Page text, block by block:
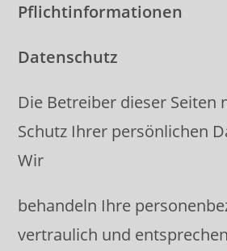
Pflichtinformationen
Datenschutz
Die Betreiber dieser Seiten
Schutz Ihrer persönlichen
Wir
behandeln Ihre
vertraulich und